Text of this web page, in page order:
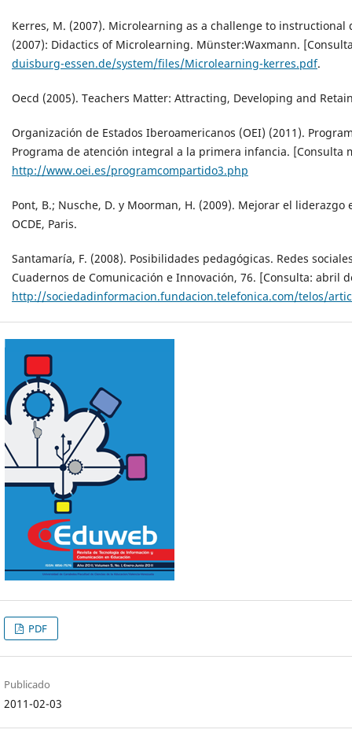
Kerres, M. (2007). Microlearning as a challenge to instructional
(2007): Didactics of Microlearning. Münster:Waxmann.
duisburg-essen.de/system/files/Microlearning-kerres.pdf.
Oecd (2005). Teachers Matter: Attracting, Developing and
Organización de Estados Iberoamericanos (OEI) (2011).
Programa de atención integral a la primera infancia. [Consulta
http://www.oei.es/programcompartido3.php
Pont, B.; Nusche, D. y Moorman, H. (2009). Mejorar el
OCDE, Paris.
Santamaría, F. (2008). Posibilidades pedagógicas. Redes
Cuadernos de Comunicación e Innovación, 76. [Consulta: abril
http://sociedadinformacion.fundacion.telefonica.com/telos/
PDF
Publicado
2011-02-03